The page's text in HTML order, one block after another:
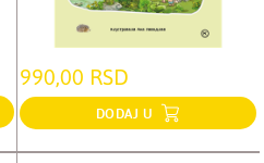
990,00 RSD
DODAJ U